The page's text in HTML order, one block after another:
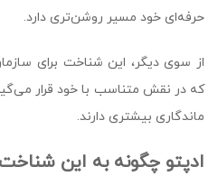
حرفه‌ای خود مسیر روشن‌تری دارد.
از سوی دیگر، این شناخت برای
که در نقش متناسب با خود قرار
ماندگاری بیشتری دارند.
ادپتو چگونه به این